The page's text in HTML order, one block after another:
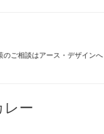
ご相談はアース・デザインへ
レー